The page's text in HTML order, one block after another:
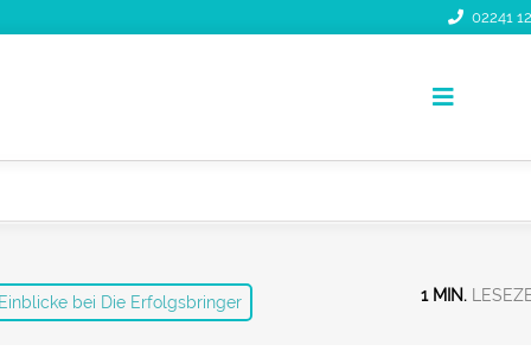
02241
Toggle
Einblicke bei Die Erfolgsbringer 1 MIN.